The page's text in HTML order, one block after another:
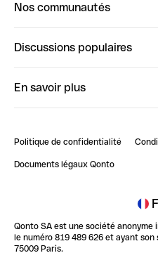
Nos communautés
ClubQonto
Discussions populaires
Impact de l'IA sur les
En savoir plus
Blog
Newsroom
Glossaire finance
Politique de confidentialité
Documents légaux Qonto
Qonto SA est une société anonyme
le numéro 819 489 626 et ayant
75009 Paris.